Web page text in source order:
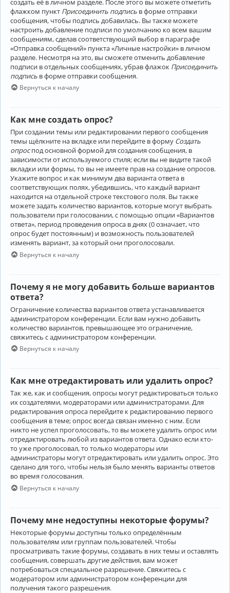
флажком пункт Присоединить подпись в форме отправки
сообщения, чтобы подпись добавилась. Вы также можете
настроить добавление подписи по умолчанию ко всем вашим
сообщениям, сделав соответствующий выбор в параграфе
«Отправка сообщений» пункта «Личные настройки» в личном
разделе. Несмотря на это, вы сможете отменить добавление
подписи в отдельных сообщениях, убрав флажок Присоединить
подпись в форме отправки сообщения.
Вернуться к началу
Как мне создать опрос?
При создании темы или редактировании первого сообщения
темы щёлкните на вкладке или перейдите в форму Создать
опроспод основной формой для создания сообщения, в
зависимости от используемого стиля; если вы не видите такой
вкладки или формы, то вы не имеете прав на создание опросов.
Укажите вопрос и как минимум два варианта ответа в
соответствующих полях, убедившись, что каждый вариант
находится на отдельной строке текстового поля. Вы также
можете задать количество вариантов, которые могут выбрать
пользователи при голосовании, с помощью опции «Вариантов
ответа», период проведения опроса в днях (0 означает, что
опрос будет постоянным) и возможность пользователей
изменять вариант, за который они проголосовали.
Вернуться к началу
Почему я не могу добавить больше вариантов
ответа?
Ограничение количества вариантов ответа устанавливается
администратором конференции. Если вам нужно добавить
количество вариантов, превышающее это ограничение,
свяжитесь с администратором конференции.
Вернуться к началу
Как мне отредактировать или удалить опрос?
Так же, как и сообщения, опросы могут редактироваться только
их создателями, модераторами или администраторами. Для
редактирования опроса перейдите к редактированию первого
сообщения в теме; опрос всегда связан именно с ним. Если
никто не успел проголосовать, то вы можете удалить опрос или
отредактировать любой из вариантов ответа. Однако если кто-
то уже проголосовал, то только модераторы или
администраторы могут отредактировать или удалить опрос. Это
сделано для того, чтобы нельзя было менять варианты ответов
во время голосования.
Вернуться к началу
Почему мне недоступны некоторые форумы?
Некоторые форумы доступны только определённым
пользователям или группам пользователей. Чтобы
просматривать такие форумы, создавать в них темы и оставлять
сообщения, совершать другие действия, вам может
потребоваться специальное разрешение. Свяжитесь с
модератором или администратором конференции для
получения такого разрешения.